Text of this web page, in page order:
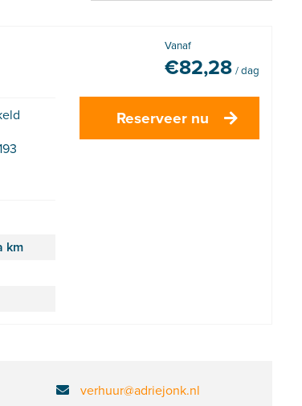
km
Vanaf
€82,28 / dag
Reserveer nu
verhuur@adriejonk.nl